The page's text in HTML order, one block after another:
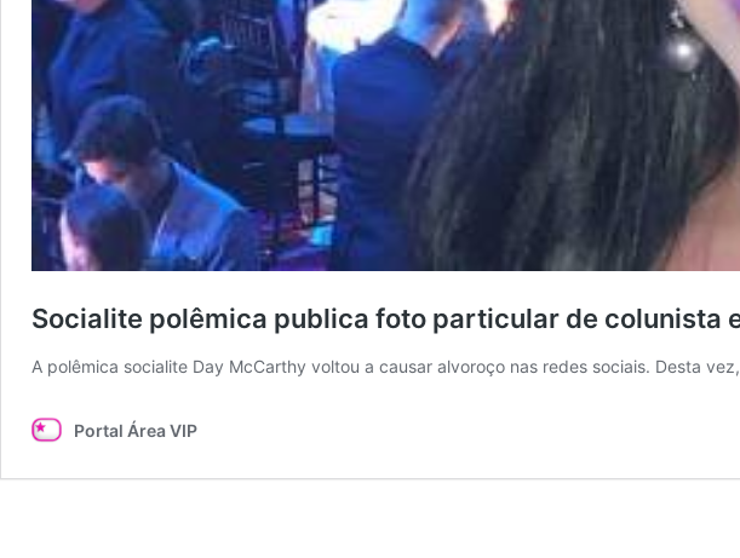
Socialite polêmica publica foto particular de colunista
A polêmica socialite Day McCarthy voltou a causar alvoroço nas redes sociais. Desta
Portal Área VIP